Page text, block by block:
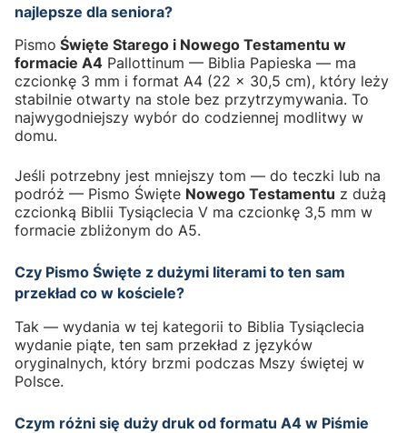
najlepsze dla seniora?
Pismo Święte Starego i Nowego Testamentu w
formacie A4 Pallottinum — Biblia Papieska — ma
czcionkę 3 mm i format A4 (22 × 30,5 cm), który leży
stabilnie otwarty na stole bez przytrzymywania. To
najwygodniejszy wybór do codziennej modlitwy w
domu.
Jeśli potrzebny jest mniejszy tom — do teczki lub na
podróż — Pismo Święte Nowego Testamentu z dużą
czcionką Biblii Tysiąclecia V ma czcionkę 3,5 mm w
formacie zbliżonym do A5.
Czy Pismo Święte z dużymi literami to ten sam
przekład co w kościele?
Tak — wydania w tej kategorii to Biblia Tysiąclecia
wydanie piąte, ten sam przekład z języków
oryginalnych, który brzmi podczas Mszy świętej w
Polsce.
Czym różni się duży druk od formatu A4 w Piśmie